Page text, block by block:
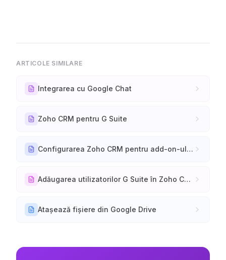
ARTICOLE SIMILARE
Integrarea cu Google Chat
Zoho CRM pentru G Suite
Configurarea Zoho CRM pentru add-on-ul Gmail
Adăugarea utilizatorilor G Suite în Zoho CRM
Atașează fișiere din Google Drive